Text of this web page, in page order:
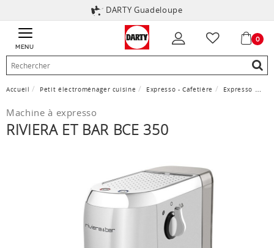
DARTY Guadeloupe
MENU
0
Accueil Petit électroménager cuisine Expresso - Cafetière Expresso
Machine à expresso
RIVIERA ET BAR BCE 350